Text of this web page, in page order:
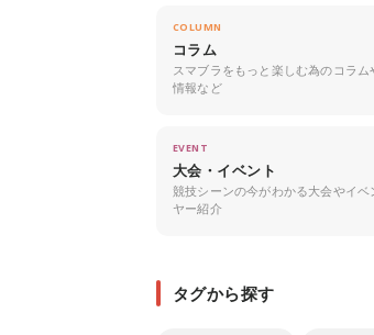
COLUMN
コラム
スマブラをもっと楽しむ為のコラ
情報など
EVENT
大会・イベント
競技シーンの今がわかる大会やイベ
ヤー紹介
タグから探す